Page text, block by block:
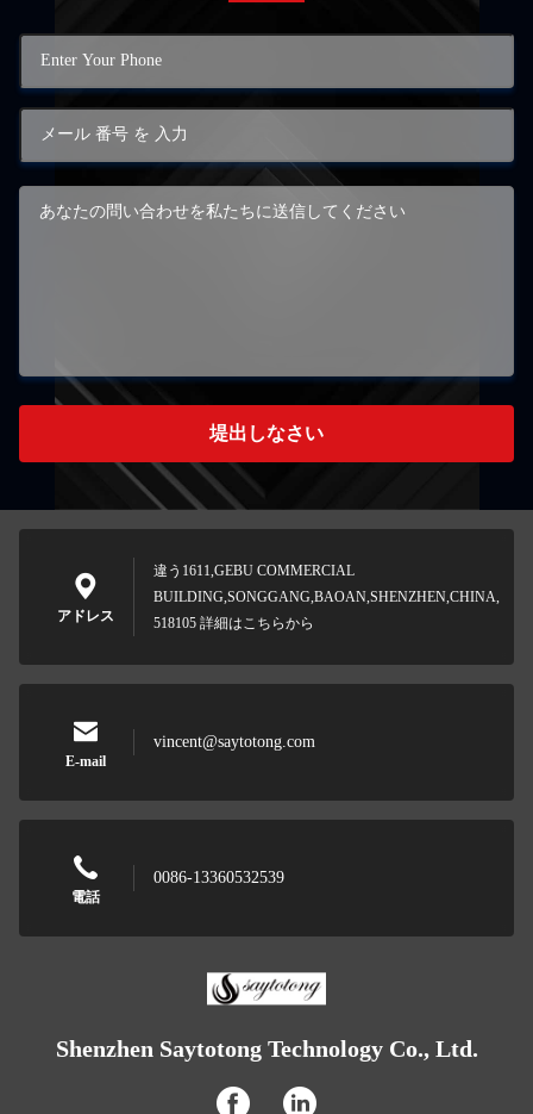
堤出しなさい
アドレス
違う1611,GEBU COMMERCIAL
BUILDING,SONGGANG,BAOAN,SHENZHEN,CHINA,
518105 詳細はこちらから
E-mail
vincent@saytotong.com
電話
0086-13360532539
Shenzhen Saytotong Technology Co., Ltd.